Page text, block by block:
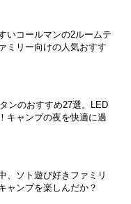
いコールマンの2ルームテ
ミリー向けの人気おすす
ンのおすすめ27選。LED
キャンプの夜を快適に過
、ソト遊び好きファミリ
ャンプを楽しんだか？